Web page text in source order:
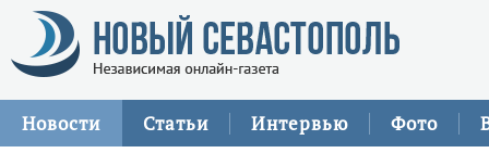
Новости Статьи Интервью Фото